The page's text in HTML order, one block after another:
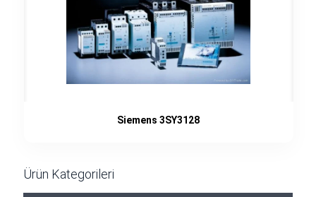
Siemens 3SY3128
Ürün Kategorileri